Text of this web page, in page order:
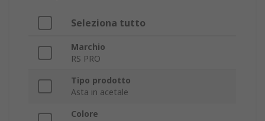
Seleziona tutto
Marchio
RS PRO
Tipo prodotto
Asta in acetale
Colore